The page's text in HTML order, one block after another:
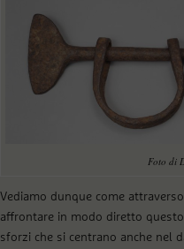
Foto di
Vediamo dunque come
affrontare in modo diretto
sforzi che si centrano anche nel